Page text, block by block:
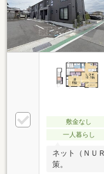
敷金なし
一人暮らし
ネット（ＮＵ
策。